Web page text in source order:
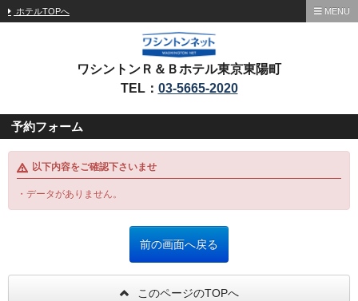
ホテルTOPへ MENU
ワシントンＲ＆Ｂホテル東京東陽町
TEL： 03-5665-2020
予約フォーム
以下内容をご確認下さいませ
・データがありません。
このページのTOPへ